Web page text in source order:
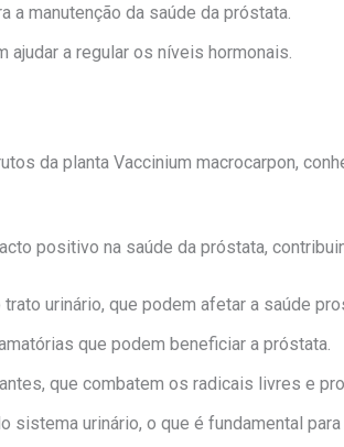
a manutenção da saúde da próstata.
a regular os níveis hormonais.
da planta Vaccinium macrocarpon,
positivo na saúde da próstata,
urinário, que podem afetar a saúde
que podem beneficiar a próstata.
que combatem os radicais livres e
sistema urinário, o que é fundamental